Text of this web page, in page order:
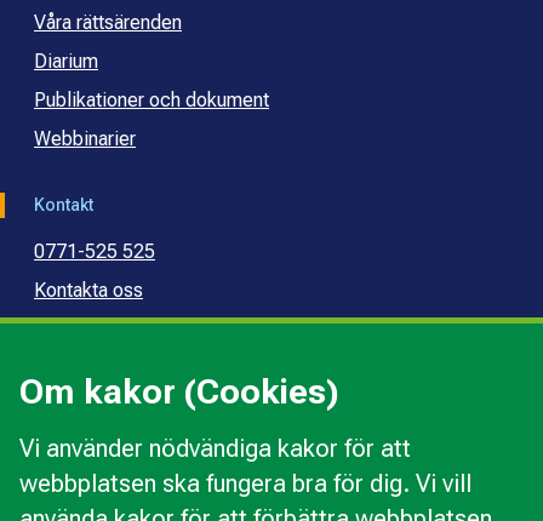
Om kakor (Cookies)
Vi använder nödvändiga kakor för att
webbplatsen ska fungera bra för dig. Vi vill
Våra rättsärenden
Diarium
Publikationer och dokument
Webbinarier
Kontakt
0771-525 525
Kontakta oss
Press
Kommunal budget- och skuldrådgivning